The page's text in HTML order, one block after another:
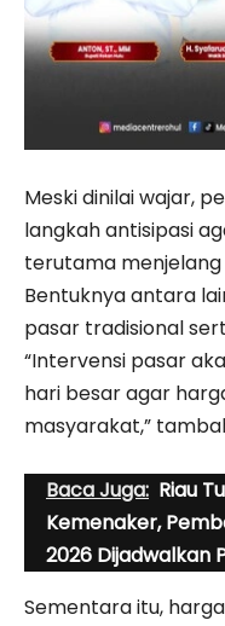
Meski dinilai wajar,
langkah antisipasi
terutama
Bentuknya antara
pasar tradisional
“Intervensi pasar
hari besar agar
masyarakat,”
Baca Juga: Riau
Kemenaker,
2026 Dijadwalkan
Sementara itu,